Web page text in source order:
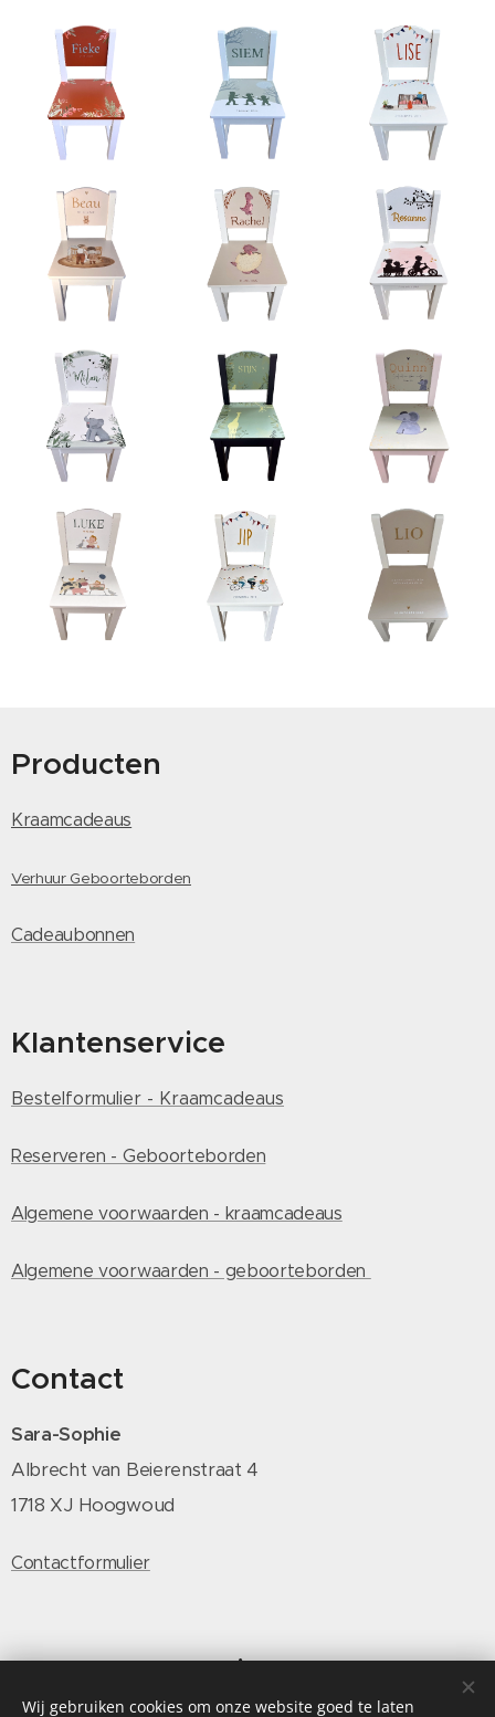
Producten
Kraamcadeaus
Verhuur Geboorteborden
Cadeaubonnen
Klantenservice
Bestelformulier - Kraamcadeaus
Reserveren - Geboorteborden
Algemene voorwaarden - kraamcadeaus
Algemene voorwaarden - geboorteborden
Contact
Sara-Sophie
Albrecht van Beierenstraat 4
1718 XJ Hoogwoud
Contactformulier
Volg Sara-Sophie
Wij gebruiken cookies om onze website goed te laten